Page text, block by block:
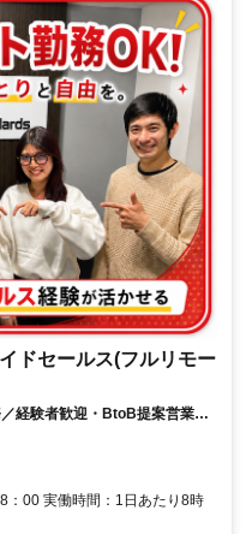
ドセールス(フルリモー
経験者歓迎・BtoB提案営業で
：00 実働時間：1日あたり8時